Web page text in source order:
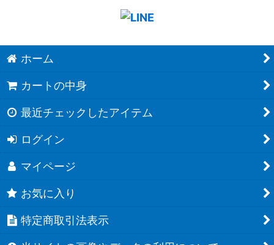
ホーム
カートの中身
最近チェックしたアイテム
ログイン
マイページ
お気に入り
特定商取引法表示